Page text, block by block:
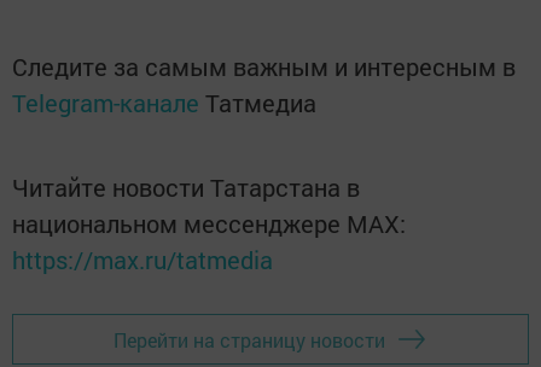
Следите за самым важным и интересным в
Telegram-канале Татмедиа
Читайте новости Татарстана в
национальном мессенджере MАХ:
https://max.ru/tatmedia
Перейти на страницу новости